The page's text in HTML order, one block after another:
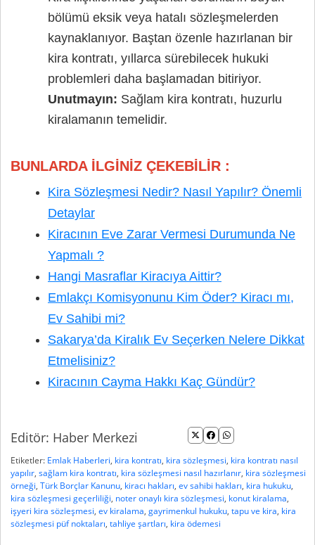
bölümü eksik veya hatalı sözleşmelerden
kaynaklanıyor. Baştan özenle hazırlanan bir
kira kontratı, yıllarca sürebilecek hukuki
problemleri daha başlamadan bitiriyor.
Unutmayın: Sağlam kira kontratı, huzurlu
kiralamanın temelidir.
BUNLARDA İLGİNİZ ÇEKEBİLİR :
Kira Sözleşmesi Nedir? Nasıl Yapılır? Önemli
Detaylar
Kiracının Eve Zarar Vermesi Durumunda Ne
Yapmalı ?
Hangi Masraflar Kiracıya Aittir?
Emlakçı Komisyonunu Kim Öder? Kiracı mı,
Ev Sahibi mi?
Sakarya’da Kiralık Ev Seçerken Nelere Dikkat
Etmelisiniz?
Kiracının Cayma Hakkı Kaç Gündür?
Editör: Haber Merkezi
Etiketler: Emlak Haberleri, kira kontratı, kira sözleşmesi, kira kontratı nasıl
yapılır, sağlam kira kontratı, kira sözleşmesi nasıl hazırlanır, kira sözleşmesi
örneği, Türk Borçlar Kanunu, kiracı hakları, ev sahibi hakları, kira hukuku,
kira sözleşmesi geçerliliği, noter onaylı kira sözleşmesi, konut kiralama,
işyeri kira sözleşmesi, ev kiralama, gayrimenkul hukuku, tapu ve kira, kira
sözleşmesi püf noktaları, tahliye şartları, kira ödemesi